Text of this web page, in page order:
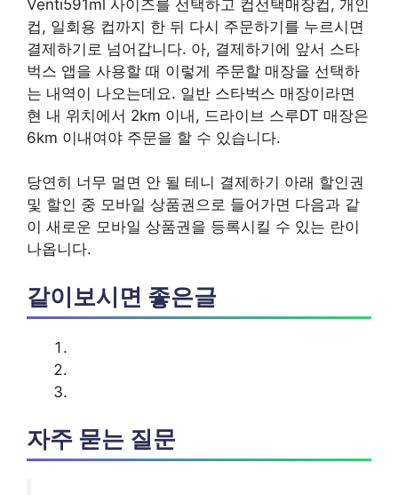
Venti591ml 사이즈를 선택하고 컵선택매장컵, 개인
컵, 일회용 컵까지 한 뒤 다시 주문하기를 누르시면
결제하기로 넘어갑니다. 아, 결제하기에 앞서 스타
벅스 앱을 사용할 때 이렇게 주문할 매장을 선택하
는 내역이 나오는데요. 일반 스타벅스 매장이라면
현 내 위치에서 2km 이내, 드라이브 스루DT 매장은
6km 이내여야 주문을 할 수 있습니다.
당연히 너무 멀면 안 될 테니 결제하기 아래 할인권
및 할인 중 모바일 상품권으로 들어가면 다음과 같
이 새로운 모바일 상품권을 등록시킬 수 있는 란이
나옵니다.
같이보시면 좋은글
자주 묻는 질문